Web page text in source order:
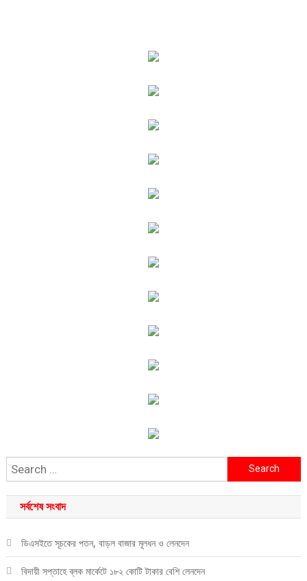
Search for:
সর্বশেষ সংবাদ
ডিএসইতে সূচকের পতন, বাড়ল বাজার মূলধন ও লেনদেন
বিদায়ী সপ্তাহে ব্লক মার্কেটে ১৮২ কোটি টাকার বেশি লেনদেন